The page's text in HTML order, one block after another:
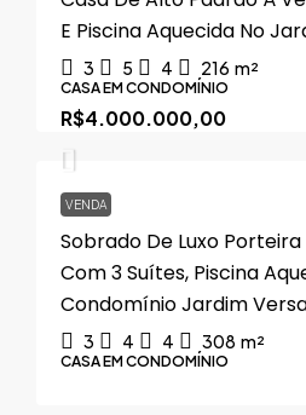
E Piscina Aquecida No
3 5 4 216 m²
CASA EM CONDOMÍNIO
R$4.000.000,00
VENDA
Sobrado De Luxo
Com 3 Suítes, Piscina
Condomínio Jardim
3 4 4 308 m²
CASA EM CONDOMÍNIO